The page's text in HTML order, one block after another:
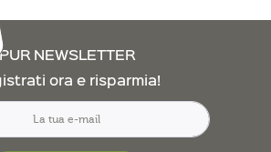
NEWSLETTER
ora e risparmia!